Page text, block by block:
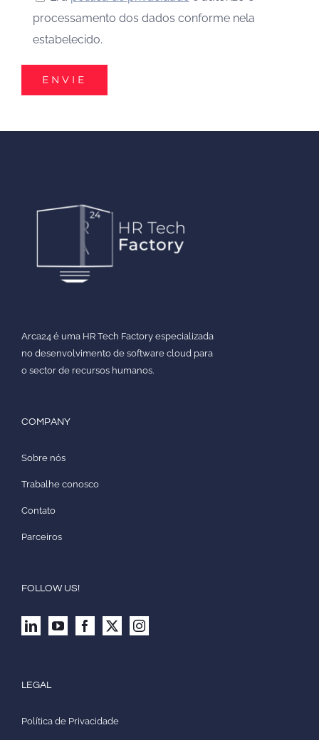
processamento dos dados conforme nela
estabelecido.
Arca24 é uma HR Tech Factory especializada
no desenvolvimento de software cloud para
o sector de recursos humanos.
COMPANY
Sobre nós
Trabalhe conosco
Contato
Parceiros
FOLLOW US!
LEGAL
Política de Privacidade